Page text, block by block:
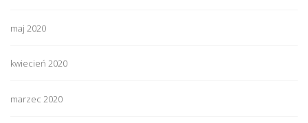
maj 2020
kwiecień 2020
marzec 2020